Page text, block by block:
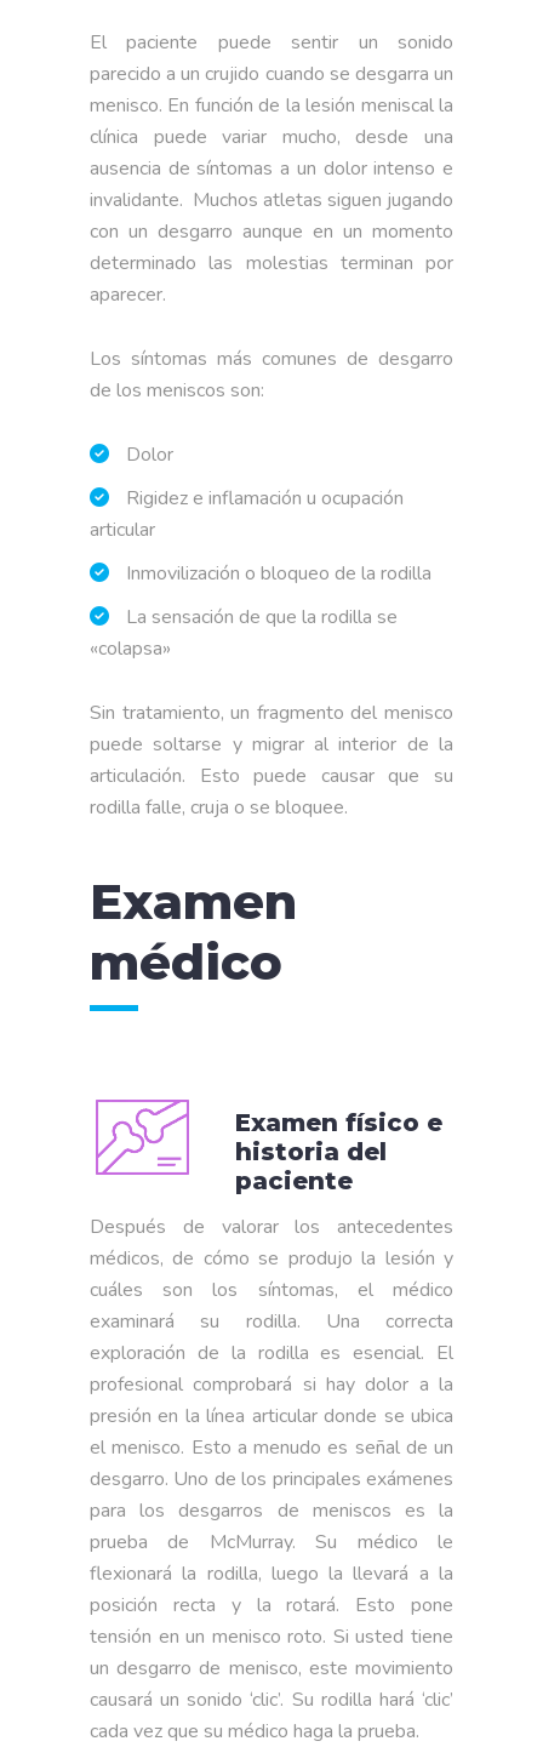
El paciente puede sentir un sonido
parecido a un crujido cuando se desgarra un
menisco. En función de la lesión meniscal la
clínica puede variar mucho, desde una
ausencia de síntomas a un dolor intenso e
invalidante. Muchos atletas siguen jugando
con un desgarro aunque en un momento
determinado las molestias terminan por
aparecer.
Los síntomas más comunes de desgarro
de los meniscos son:
Dolor
Rigidez e inflamación u ocupación
articular
Inmovilización o bloqueo de la rodilla
La sensación de que la rodilla se
«colapsa»
Sin tratamiento, un fragmento del menisco
puede soltarse y migrar al interior de la
articulación. Esto puede causar que su
rodilla falle, cruja o se bloquee.
Examen
médico
Examen físico e
historia del
paciente
Después de valorar los antecedentes
médicos, de cómo se produjo la lesión y
cuáles son los síntomas, el médico
examinará su rodilla. Una correcta
exploración de la rodilla es esencial. El
profesional comprobará si hay dolor a la
presión en la línea articular donde se ubica
el menisco. Esto a menudo es señal de un
desgarro. Uno de los principales exámenes
para los desgarros de meniscos es la
prueba de McMurray. Su médico le
flexionará la rodilla, luego la llevará a la
posición recta y la rotará. Esto pone
tensión en un menisco roto. Si usted tiene
un desgarro de menisco, este movimiento
causará un sonido ‘clic’. Su rodilla hará ‘clic’
cada vez que su médico haga la prueba.